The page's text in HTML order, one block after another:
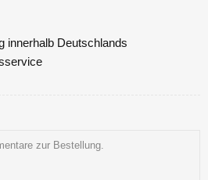
innerhalb Deutschlands